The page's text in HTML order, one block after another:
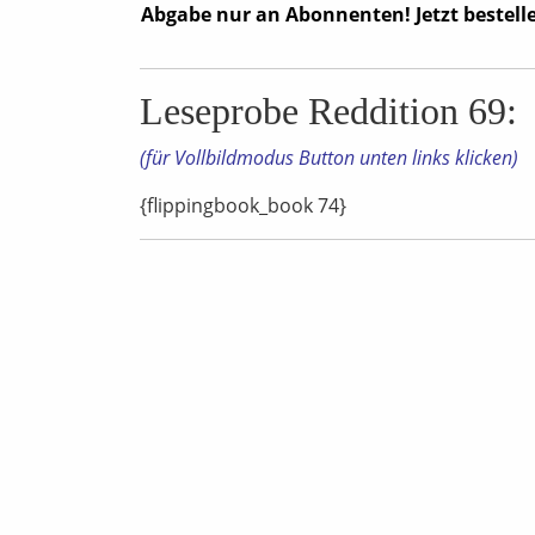
Abgabe nur an Abonnenten! Jetzt
Leseprobe Reddition 69:
(für Vollbildmodus Button unten links klicken)
{flippingbook_book 74}